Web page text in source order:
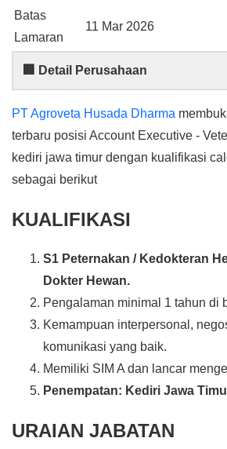
Batas
Lamaran
11 Mar 2026
🏢 Detail Perusahaan
PT Agroveta Husada Dharma
terbaru posisi Account Executive -
kediri jawa timur dengan kualifikasi
sebagai berikut
KUALIFIKASI
S1 Peternakan / Kedokteran
Dokter Hewan.
Pengalaman minimal 1 tahun di
Kemampuan interpersonal,
komunikasi yang baik.
Memiliki SIM A dan lancar
Penempatan: Kediri Jawa
URAIAN JABATAN